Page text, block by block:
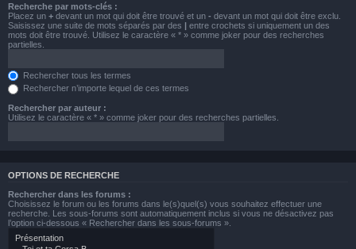
Recherche par mots-clés :
Placez un + devant un mot qui doit être trouvé et un - devant un mot qui doit être exclu.
Saisissez une suite de mots séparés par des | entre crochets si uniquement un des
mots doit être trouvé. Utilisez le caractère « * » comme joker pour des recherches
partielles.
Rechercher tous les termes
Rechercher n’importe lequel de ces termes
Rechercher par auteur :
Utilisez le caractère « * » comme joker pour des recherches partielles.
OPTIONS DE RECHERCHE
Rechercher dans les forums :
Choisissez le forum ou les forums dans le(s)quel(s) vous souhaitez effectuer une
recherche. Les sous-forums sont automatiquement inclus si vous ne désactivez pas
l’option ci-dessous « Rechercher dans les sous-forums ».